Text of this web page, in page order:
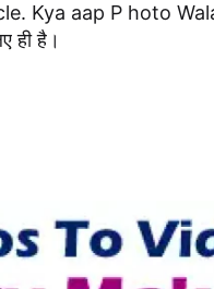
Kya aap P hoto
ही है।